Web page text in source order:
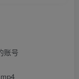
账号